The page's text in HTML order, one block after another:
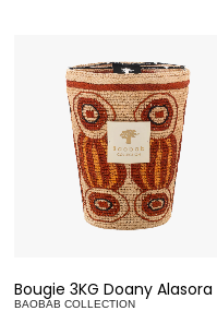
Bougie 3KG Doany Alasora
BAOBAB COLLECTION